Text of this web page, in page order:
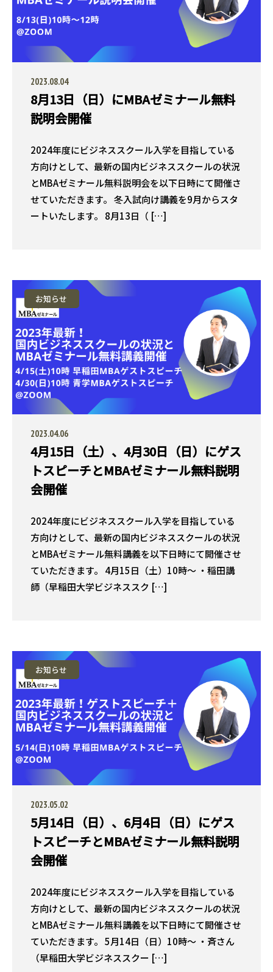
2023.08.04
8月13日（日）にMBAゼミナール無料
説明会開催
2024年度にビジネススクール入学を目指している
方向けとして、最新の国内ビジネススクールの状況
とMBAゼミナール無料説明会を以下日時にて開催さ
せていただきます。 冬入試向け講義を9月からスタ
ートいたします。 8月13日（ […]
お知らせ
2023.04.06
4月15日（土）、4月30日（日）にゲス
トスピーチとMBAゼミナール無料説明
会開催
2024年度にビジネススクール入学を目指している
方向けとして、最新の国内ビジネススクールの状況
とMBAゼミナール無料講義を以下日時にて開催させ
ていただきます。 4月15日（土）10時〜 ・稲田講
師（早稲田大学ビジネススク […]
お知らせ
2023.05.02
5月14日（日）、6月4日（日）にゲス
トスピーチとMBAゼミナール無料説明
会開催
2024年度にビジネススクール入学を目指している
方向けとして、最新の国内ビジネススクールの状況
とMBAゼミナール無料講義を以下日時にて開催させ
ていただきます。 5月14日（日）10時〜 ・斉さん
（早稲田大学ビジネススクー […]